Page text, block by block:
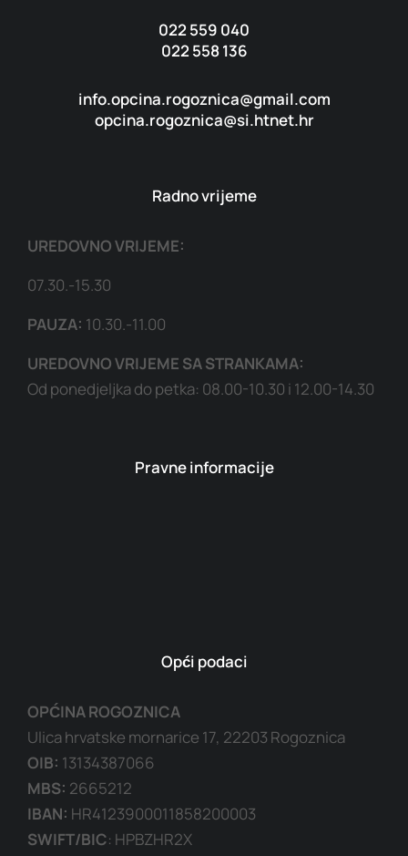
022 559 040
022 558 136
info.opcina.rogoznica@gmail.com
opcina.rogoznica@si.htnet.hr
Radno vrijeme
UREDOVNO VRIJEME:
07.30.-15.30
PAUZA: 10.30.-11.00
UREDOVNO VRIJEME SA STRANKAMA:
Od ponedjeljka do petka: 08.00-10.30 i 12.00-14.30
Pravne informacije
Opći podaci
OPĆINA ROGOZNICA
Ulica hrvatske mornarice 17, 22203 Rogoznica
OIB: 13134387066
MBS: 2665212
IBAN: HR4123900011858200003
SWIFT/BIC: HPBZHR2X